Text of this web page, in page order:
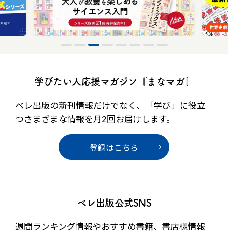
学びたい人応援マガジン『まなマガ』
ベレ出版の新刊情報だけでなく、
「学び」に役立
つさまざまな情報を月2回お届けします。
登録はこちら
ベレ出版公式SNS
週間ランキング情報やおすすめ書籍、書店様情報